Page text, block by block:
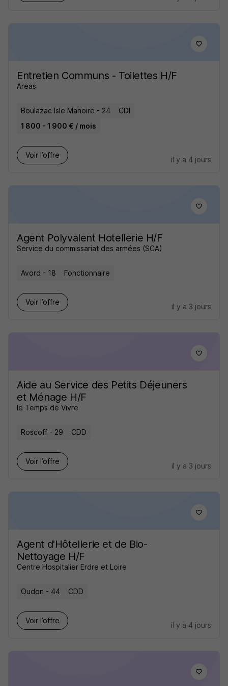
Entretien Communs - Toilettes H/F
Areas
Boulazac Isle Manoire - 24
CDI
1 800 - 1 900 € / mois
Voir l’offre
il y a 4 jours
Agent Polyvalent Hotellerie H/F
Service du commissariat des armées (SCA)
Avord - 18 Fonctionnaire
Voir l’offre
il y a 3 jours
Aide au Service des Petits Déjeuners
et Ménage H/F
le Temps de Vivre
Roscoff - 29 CDD
Voir l’offre
il y a 3 jours
Agent d'Hôtellerie et de Bio-
Nettoyage H/F
Centre Hospitalier Erdre et Loire
Oudon - 44 CDD
Voir l’offre
il y a 4 jours